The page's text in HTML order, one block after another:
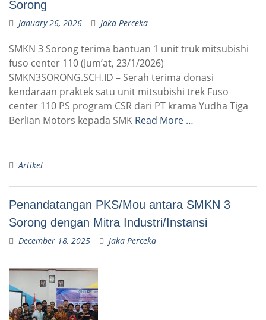
Sorong
January 26, 2026 Jaka Perceka
SMKN 3 Sorong terima bantuan 1 unit truk mitsubishi
fuso center 110 (Jum’at, 23/1/2026)
SMKN3SORONG.SCH.ID – Serah terima donasi
kendaraan praktek satu unit mitsubishi trek Fuso
center 110 PS program CSR dari PT krama Yudha Tiga
Berlian Motors kepada SMK Read More …
Artikel
Penandatangan PKS/Mou antara SMKN 3
Sorong dengan Mitra Industri/Instansi
December 18, 2025 Jaka Perceka